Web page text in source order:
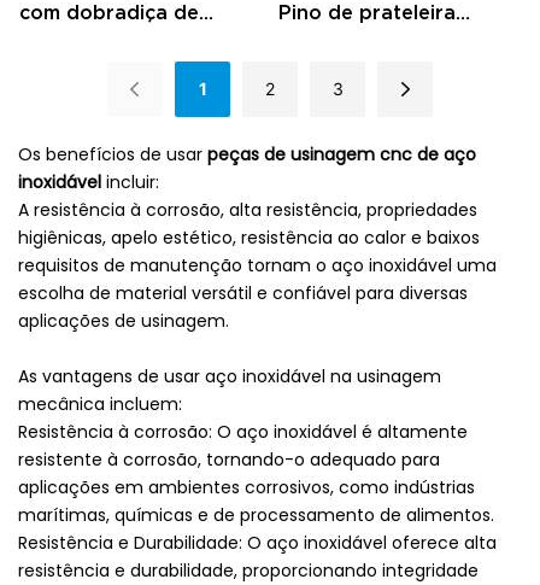
com dobradiça de
aço inoxidável, botão à
prova d'água
Pino de prateleira
Pino de passador
1 2 3
Os benefícios de usar peças de usinagem cnc de aço
inoxidável incluir:
A resistência à corrosão, alta resistência, propriedades
higiênicas, apelo estético, resistência ao calor e baixos
requisitos de manutenção tornam o aço inoxidável uma
escolha de material versátil e confiável para diversas
aplicações de usinagem.
As vantagens de usar aço inoxidável na usinagem
mecânica incluem:
Resistência à corrosão: O aço inoxidável é altamente
resistente à corrosão, tornando-o adequado para
aplicações em ambientes corrosivos, como indústrias
marítimas, químicas e de processamento de alimentos.
Resistência e Durabilidade: O aço inoxidável oferece alta
resistência e durabilidade, proporcionando integridade